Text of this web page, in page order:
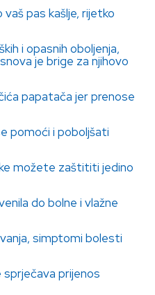
pas kašlje, rijetko
i opasnih oboljenja,
je brige za njihovo
papatača jer prenose
pomoći i poboljšati
možete zaštititi jedino
do bolne i vlažne
simptomi bolesti
sprječava prijenos